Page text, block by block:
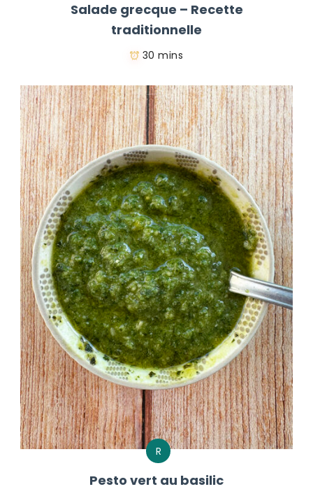
Salade grecque – Recette
traditionnelle
30 mins
R
Pesto vert au basilic